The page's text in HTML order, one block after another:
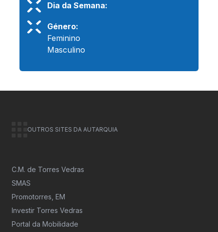
Dia da Semana:
Género:
Feminino
Masculino
OUTROS SITES DA AUTARQUIA
C.M. de Torres Vedras
SMAS
Promotorres, EM
Investir Torres Vedras
Portal da Mobilidade